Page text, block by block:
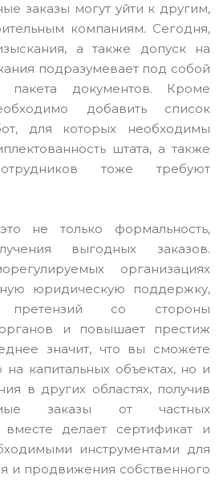
заказы могут уйти к другим,
компаниям. Сегодня,
а также допуск на
подразумевает под собой
пакета документов. Кроме
добавить список
для которых необходимы
штата, а также
тоже требуют
не только формальность,
выгодных заказов.
организациях
юридическую поддержку,
претензий со стороны
и повышает престиж
значит, что вы сможете
на капитальных объектах, но и
в других областях, получив
заказы от частных
вместе делает сертификат и
инструментами для
и продвижения собственного